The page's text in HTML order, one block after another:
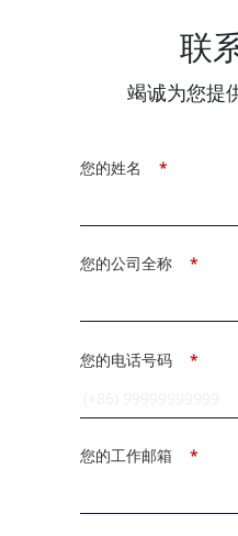
联
竭诚为您提
*
您的姓名
*
您的公司全称
*
您的电话号码
*
您的工作邮箱